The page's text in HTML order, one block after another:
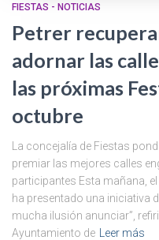
FIESTAS - NOTICIAS
Petrer
adornar las
las próximas
octubre
La concejalía de Fiestas
premiar las mejores calles
participantes Esta mañana,
ha presentado una iniciativa
mucha ilusión anunciar”,
Ayuntamiento de
Leer más